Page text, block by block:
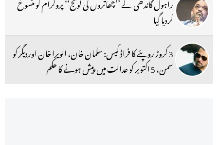
کردیا گیا
3 کروڑ روپئے کا فراڈ کیس: سلمان خان، الویرا خان اوردیگر کو
سمن، 5 اکتوبر کو عدالت میں پیش ہونے کا حکم